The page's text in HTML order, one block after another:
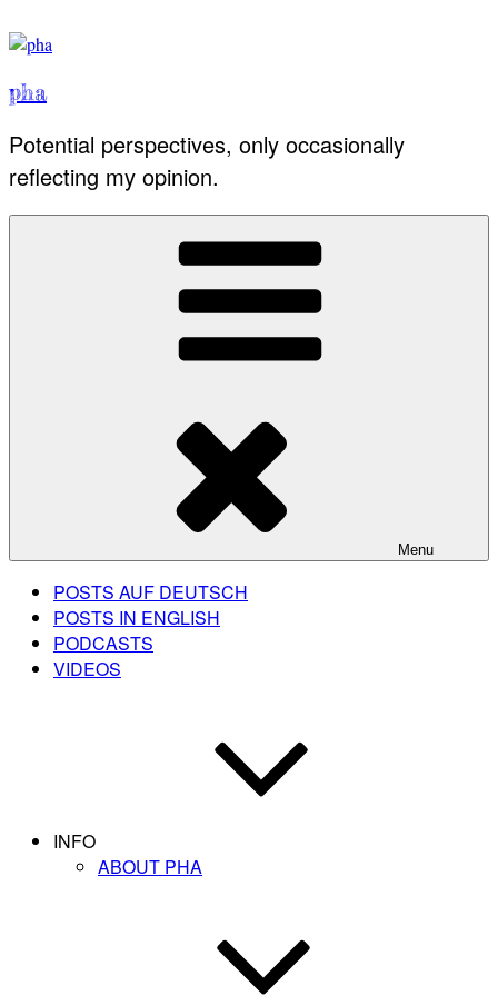
to
pha
Potential perspectives, only occasionally
reflecting my opinion.
Menu
POSTS AUF DEUTSCH
POSTS IN ENGLISH
PODCASTS
VIDEOS
INFO
ABOUT PHA